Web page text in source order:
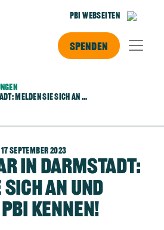
PBI Webseiten
Spenden
Melden Sie Sich An ...
17 September 2023
in Darmstadt:
sich an und
kennen!